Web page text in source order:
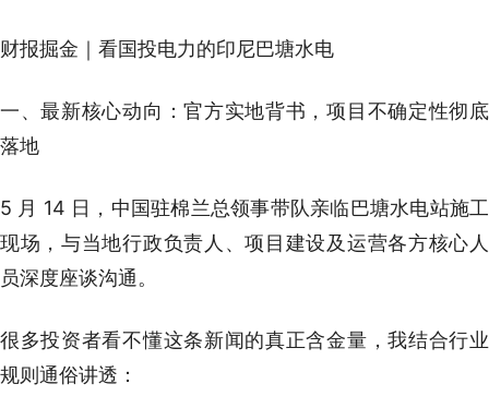
财报掘金｜看国投电力的印尼巴塘水电
一、最新核心动向：官方实地背书，项目不确定性彻底
落地
5 月 14 日，中国驻棉兰总领事带队亲临巴塘水电站施工
现场，与当地行政负责人、项目建设及运营各方核心人
员深度座谈沟通。
很多投资者看不懂这条新闻的真正含金量，我结合行业
规则通俗讲透：